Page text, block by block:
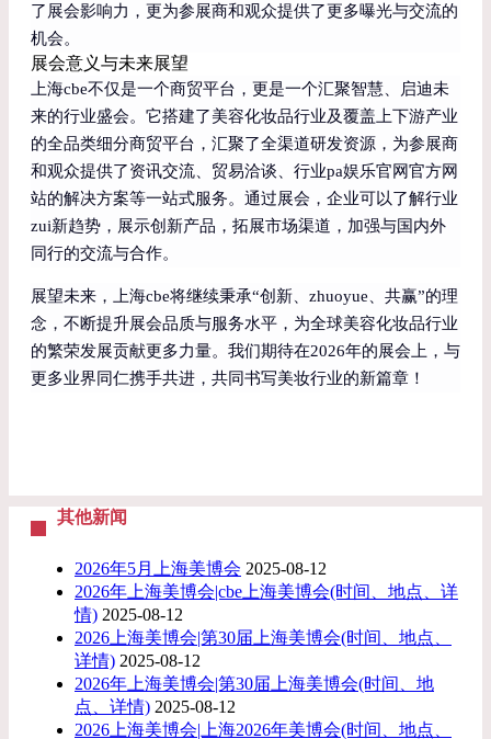
了展会影响力，更为参展商和观众提供了更多曝光与交流的
机会。
展会意义与未来展望
上海cbe不仅是一个商贸平台，更是一个汇聚智慧、启迪未
来的行业盛会。它搭建了美容化妆品行业及覆盖上下游产业
的全品类细分商贸平台，汇聚了全渠道研发资源，为参展商
和观众提供了资讯交流、贸易洽谈、行业pa娱乐官网官方网
站的解决方案等一站式服务。通过展会，企业可以了解行业
zui新趋势，展示创新产品，拓展市场渠道，加强与国内外
同行的交流与合作。
展望未来，上海cbe将继续秉承“创新、zhuoyue、共赢”的理
念，不断提升展会品质与服务水平，为全球美容化妆品行业
的繁荣发展贡献更多力量。我们期待在2026年的展会上，与
更多业界同仁携手共进，共同书写美妆行业的新篇章！
其他新闻
2026年5月上海美博会 2025-08-12
2026年上海美博会|cbe上海美博会(时间、地点、详
情) 2025-08-12
2026上海美博会|第30届上海美博会(时间、地点、
详情) 2025-08-12
2026年上海美博会|第30届上海美博会(时间、地
点、详情) 2025-08-12
2026上海美博会|上海2026年美博会(时间、地点、